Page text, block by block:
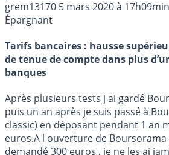
grem13170 5 mars 2020 à 17h09min
Épargnant
Tarifs bancaires : hausse
de tenue de compte dans plus
banques
Après plusieurs tests j ai gardé
puis un an après je suis passé à
classic) en déposant pendant 1 an
euros.A l ouverture de
demandé 300 euros , je ne les ai